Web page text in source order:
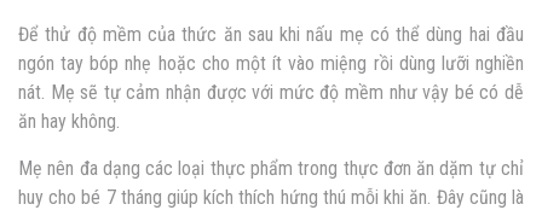
Để thử độ mềm của thức ăn sau khi nấu mẹ có thể dùng hai đầu
ngón tay bóp nhẹ hoặc cho một ít vào miệng rồi dùng lưỡi nghiền
nát. Mẹ sẽ tự cảm nhận được với mức độ mềm như vậy bé có dễ
ăn hay không.
Mẹ nên đa dạng các loại thực phẩm trong thực đơn ăn dặm tự chỉ
huy cho bé 7 tháng giúp kích thích hứng thú mỗi khi ăn. Đây cũng là